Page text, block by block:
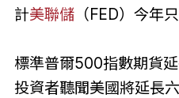
計美聯儲（FED）今年
標準普爾500指數期貨
投資者聽聞美國將延長